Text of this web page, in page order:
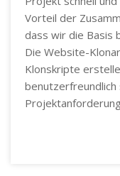
Vorteil der
dass wir die Basis
Die Website-
Klonskripte
benutzerfreundlich